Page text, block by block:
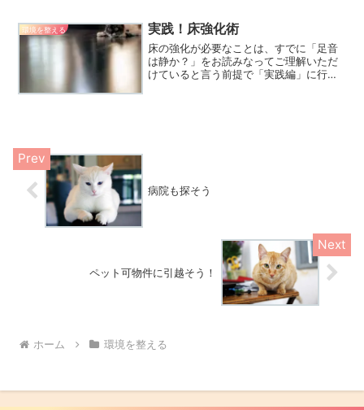
環境を整える 実践！床強化術
床の強化が必要なことは、すでに「足音
は静か？」をお読みなってご理解いただ
けていると言う前提で「実践編」に行き
病院も探そう
ペット可物件に引越そう！
ホーム 環境を整える